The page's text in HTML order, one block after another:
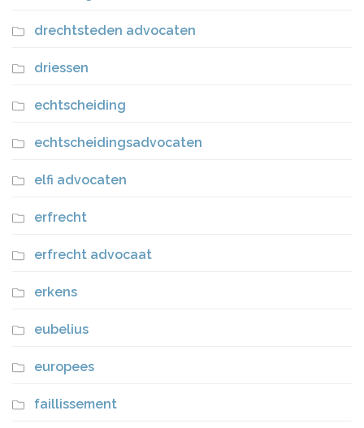
drechtsteden advocaten
driessen
echtscheiding
echtscheidingsadvocaten
elfi advocaten
erfrecht
erfrecht advocaat
erkens
eubelius
europees
faillissement